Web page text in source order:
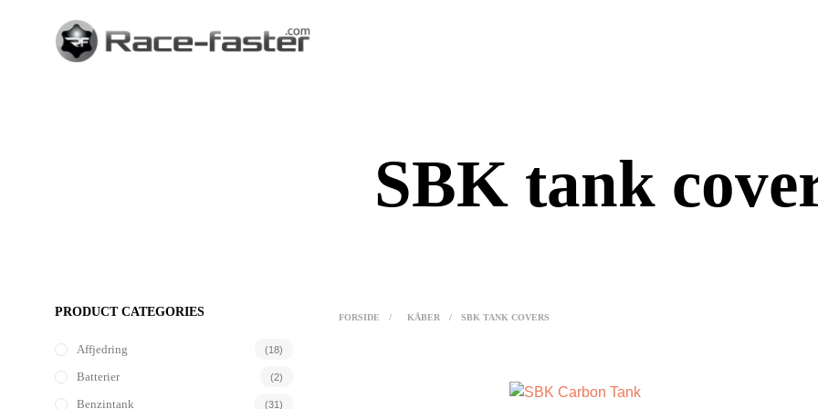
SBK tank
PRODUCT CATEGORIES
Affjedring (18)
Batterier (2)
Benzintank (31)
FORSIDE / KÅBER / SBK TANK COVERS